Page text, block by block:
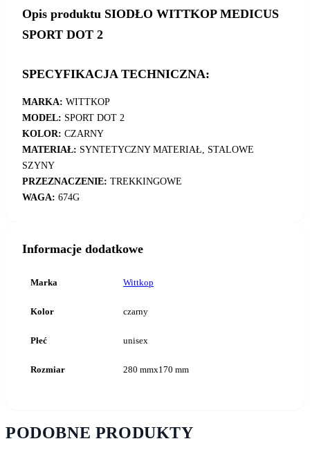
Opis produktu SIODŁO WITTKOP MEDICUS
SPORT DOT 2
SPECYFIKACJA TECHNICZNA:
MARKA: WITTKOP
MODEL: SPORT DOT 2
KOLOR: CZARNY
MATERIAŁ: SYNTETYCZNY MATERIAŁ, STALOWE
SZYNY
PRZEZNACZENIE: TREKKINGOWE
WAGA: 674G
Informacje dodatkowe
Marka Wittkop
Kolor czarny
Płeć unisex
Rozmiar 280 mmx170 mm
PODOBNE PRODUKTY